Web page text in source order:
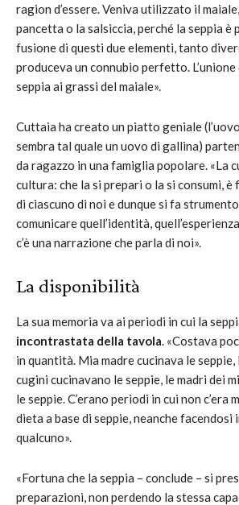
ragion d’essere. Veniva utilizzato il
pancetta o la salsiccia, perché la seppia è
fusione di questi due elementi, tanto
produceva un connubio perfetto.
seppia ai grassi del maiale».
Cuttaia ha creato un piatto geniale
sembra tal quale un uovo di gallina)
da ragazzo in una famiglia popolare. «La
cultura: che la si prepari o la si consumi,
di ciascuno di noi e dunque si fa
comunicare quell’identità,
c’è una narrazione che parla di noi».
La disponibilità
La sua memoria va ai periodi in cui la
incontrastata della tavola. «Costava
in quantità. Mia madre cucinava le seppie,
cugini cucinavano le seppie, le madri dei
le seppie. C’erano periodi in cui non c’era
dieta a base di seppie, neanche facendosi
qualcuno».
«Fortuna che la seppia – conclude – si
preparazioni, non perdendo la stessa